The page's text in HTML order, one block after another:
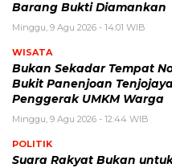
Barang Bukti Diamankan
Minggu, 9 Agu 2026 - 14:01 WIB
WISATA
Bukan Sekadar Tempat
Bukit Panenjoan
Penggerak UMKM Warga
Minggu, 9 Agu 2026 - 12:44 WIB
POLITIK
Suara Rakyat Bukan